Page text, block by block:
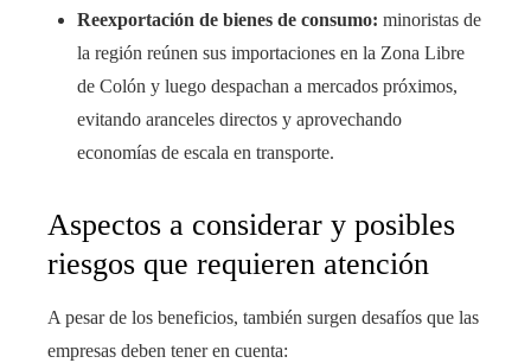
Reexportación de bienes de consumo: minoristas de
la región reúnen sus importaciones en la Zona Libre
de Colón y luego despachan a mercados próximos,
evitando aranceles directos y aprovechando
economías de escala en transporte.
Aspectos a considerar y posibles
riesgos que requieren atención
A pesar de los beneficios, también surgen desafíos que las
empresas deben tener en cuenta: